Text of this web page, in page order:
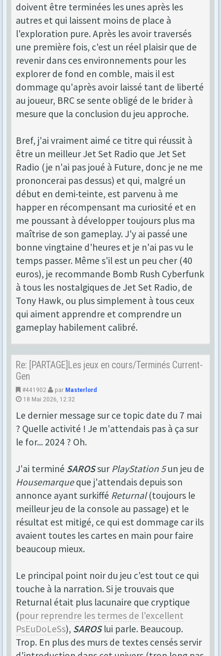
doivent être terminées les unes après les
autres et qui laissent moins de place à
l'exploration pure. Après les avoir traversés
une première fois, c'est un réel plaisir que de
revenir dans ces environnements pour les
explorer de fond en comble, mais il est
dommage qu'après avoir laissé tant de liberté
au joueur, BRC se sente obligé de le brider à
mesure que la conclusion du jeu approche.
Bref, j'ai vraiment aimé ce titre qui réussit à
être un meilleur Jet Set Radio que Jet Set
Radio (je n'ai pas joué à Future, donc je ne me
prononcerai pas dessus) et qui, malgré un
début en demi-teinte, est parvenu à me
happer en récompensant ma curiosité et en
me poussant à développer toujours plus ma
maîtrise de son gameplay. J'y ai passé une
bonne vingtaine d'heures et je n'ai pas vu le
temps passer. Même s'il est un peu cher (40
euros), je recommande Bomb Rush Cyberfunk
à tous les nostalgiques de Jet Set Radio, de
Tony Hawk, ou plus simplement à tous ceux
qui aiment apprendre et comprendre un
gameplay habilement calibré.
Re: [PARTAGE]Les jeux en cours/Terminés Current-
Gen
#441902 par Masterlord
18 Mai 2026, 12:32
Le dernier message sur ce topic date du 7 mai
? Quelle activité ! Je m'attendais pas à ça sur
le for... 2024 ? Oh.
J'ai terminé SAROSsurPlayStation 5un jeu de
Housemarqueque j'attendais depuis son
annonce ayant surkiffé Returnal(toujours le
meilleur jeu de la console au passage) et le
résultat est mitigé, ce qui est dommage car ils
avaient toutes les cartes en main pour faire
beaucoup mieux.
Le principal point noir du jeu c'est tout ce qui
touche à la narration. Si je trouvais que
Returnal était plus lacunaire que cryptique
(pour reprendre les termes de l'excellent
PsEuDoLeSs), SAROSlui parle. Beaucoup.
Trop. En plus des murs de textes censés servir